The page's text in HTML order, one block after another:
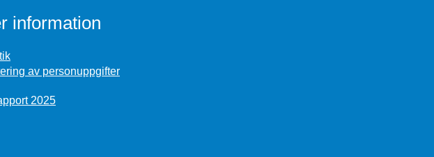
information
av personuppgifter
2025